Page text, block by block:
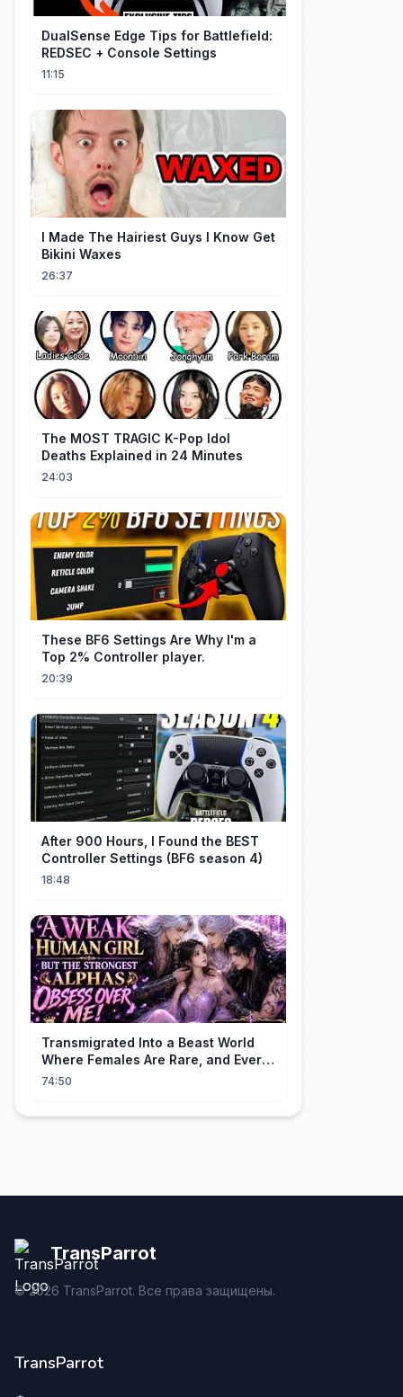
DualSense Edge Tips for Battlefield:
REDSEC + Console Settings
11:15
I Made The Hairiest Guys I Know Get
Bikini Waxes
26:37
The MOST TRAGIC K-Pop Idol
Deaths Explained in 24 Minutes
24:03
These BF6 Settings Are Why I'm a
Top 2% Controller player.
20:39
After 900 Hours, I Found the BEST
Controller Settings (BF6 season 4)
18:48
Transmigrated Into a Beast World
Where Females Are Rare, and Every
Alpha Wants Me! | Part 1 | Engdub
74:50
TransParrot
©2026 TransParrot. Все права защищены.
TransParrot